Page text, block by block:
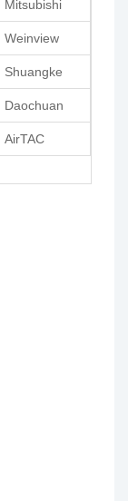
Mitsubishi
Weinview
Shuangke
Daochuan
AirTAC